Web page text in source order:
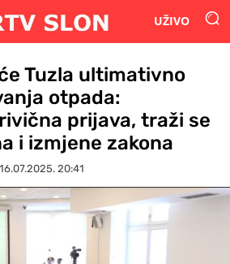
UŽIVO
Tuzla ultimativno
otpada:
prijava, traži se
i izmjene zakona
16.07.2025. 20:41